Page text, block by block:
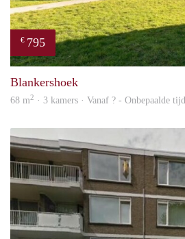
€ 795
Blankershoek
68 m2 · 3 kamers · Vanaf ? - Onbepaalde tijd